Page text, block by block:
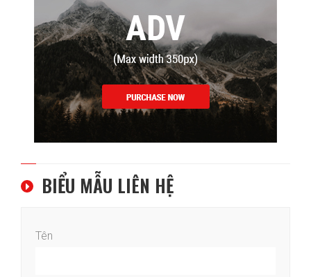
BIỂU MẪU LIÊN HỆ
Tên